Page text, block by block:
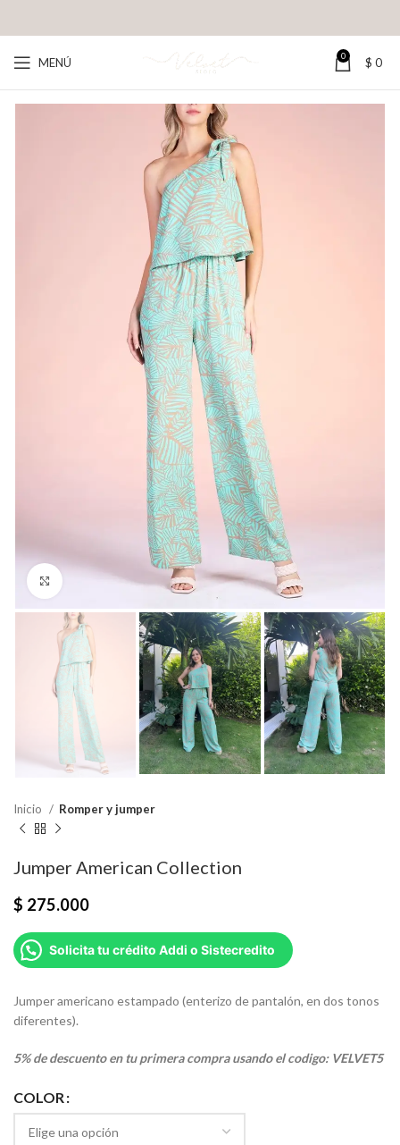
MENÚ 0 $ 0
Click para agrandar
Inicio Romper y jumper
Jumper American Collection
$ 275.000
Solicita tu crédito Addi o Sistecredito
Jumper americano estampado (enterizo de pantalón, en dos tonos
diferentes).
5% de descuento en tu primera compra usando el codigo: VELVET5
COLOR